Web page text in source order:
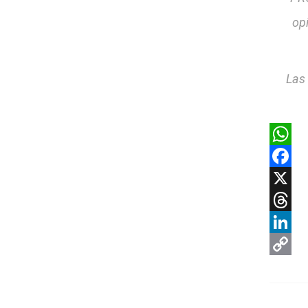
Las
X